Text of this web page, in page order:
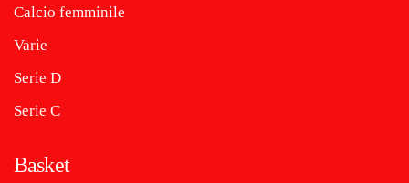
Calcio femminile
Varie
Serie D
Serie C
Basket